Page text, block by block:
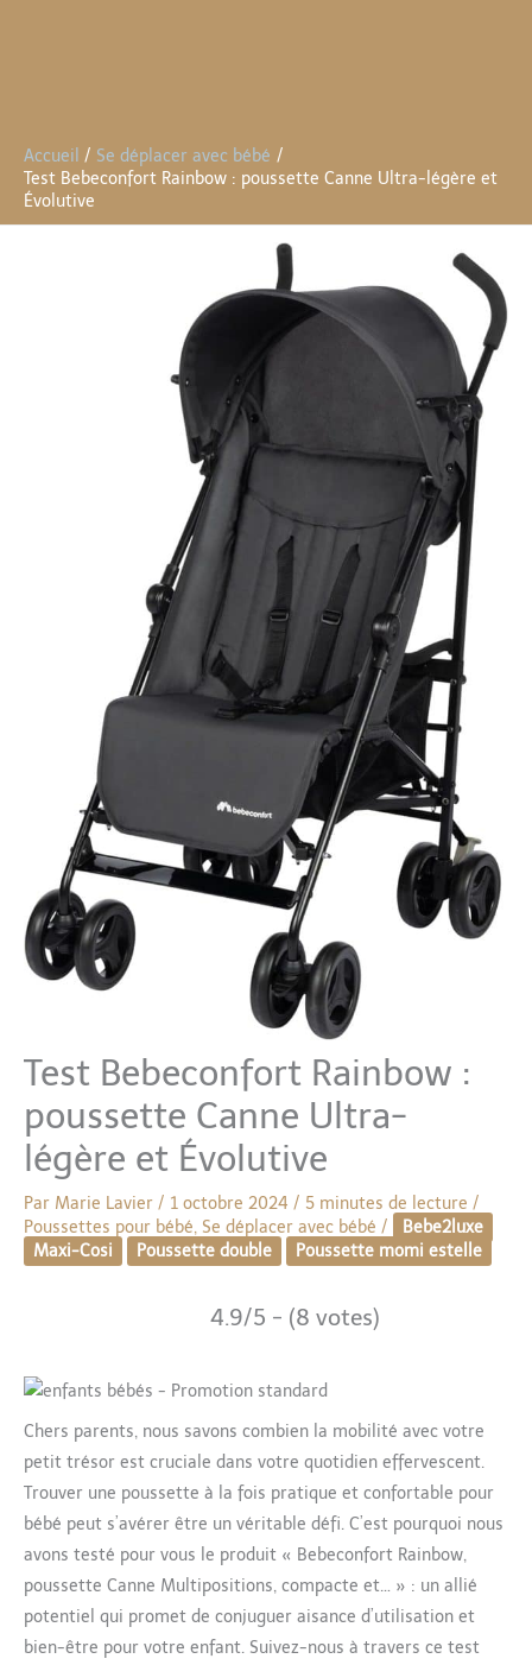
Accueil
Se déplacer avec bébé
Test Bebeconfort Rainbow : poussette Canne Ultra-légère et
Évolutive
Test Bebeconfort Rainbow :
poussette Canne Ultra-
légère et Évolutive
Par Marie Lavier / 1 octobre 2024 / 5 minutes de lecture /
Poussettes pour bébé, Se déplacer avec bébé /
Bebe2luxe
Maxi-Cosi
Poussette double Poussette momi estelle
4.9/5 - (8 votes)
Chers parents, nous savons combien la mobilité avec votre
petit trésor est cruciale dans votre quotidien effervescent.
Trouver une poussette à la fois pratique et confortable pour
bébé peut s’avérer être un véritable défi. C’est pourquoi nous
avons testé pour vous le produit « Bebeconfort Rainbow,
poussette Canne Multipositions, compacte et… » : un allié
potentiel qui promet de conjuguer aisance d’utilisation et
bien-être pour votre enfant. Suivez-nous à travers ce test